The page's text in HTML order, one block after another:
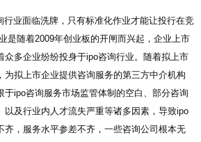
行业面临洗牌，只有标准化作业才能让投行在竞
是随着2009年创业板的开闸而兴起，企业上市
众多企业纷纷投身于ipo咨询行业。随着拟上市
为拟上市企业提供咨询服务的第三方中介机构
于ipo咨询服务市场监管体制的空白、部分咨询
以及行业内人才流失严重等诸多因素，导致ipo
齐，服务水平参差不齐，一些咨询公司根本无